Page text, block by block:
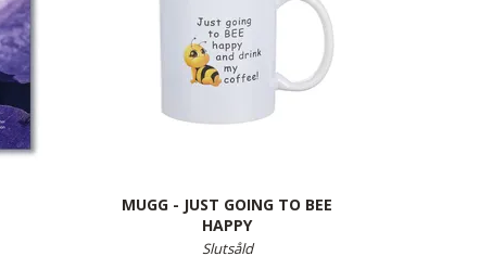
MUGG - JUST GOING TO BEE
HAPPY
Slutsåld